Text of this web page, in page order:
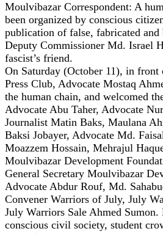
Moulvibazar Correspondent: A
been organized by conscious
publication of false, fabricated and
Deputy Commissioner Md. Israel
fascist’s friend.
On Saturday (October 11), in
Press Club, Advocate Mostaq
the human chain, and welcomed
Advocate Abu Taher, Advocate
Journalist Matin Baks, Maulana
Baksi Jobayer, Advocate Md.
Moazzem Hossain, Mehrajul
Moulvibazar Development
General Secretary Moulvibazar
Advocate Abdur Rouf, Md.
Convener Warriors of July, July
July Warriors Sale Ahmed Sumon.
conscious civil society, student